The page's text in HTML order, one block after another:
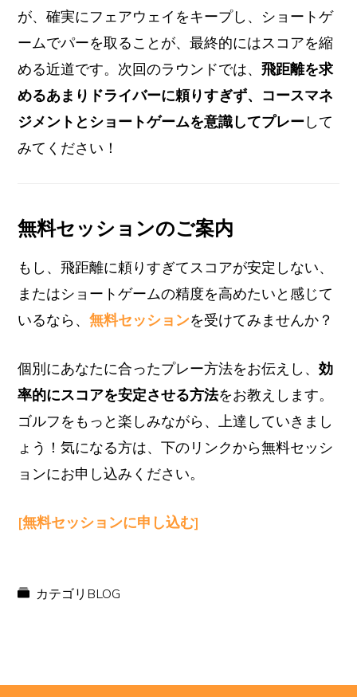
が、確実にフェアウェイをキープし、ショートゲ
ームでパーを取ることが、最終的にはスコアを縮
める近道です。次回のラウンドでは、飛距離を求
めるあまりドライバーに頼りすぎず、コースマネ
ジメントとショートゲームを意識してプレーして
みてください！
無料セッションのご案内
もし、飛距離に頼りすぎてスコアが安定しない、
またはショートゲームの精度を高めたいと感じて
いるなら、無料セッションを受けてみませんか？
個別にあなたに合ったプレー方法をお伝えし、効
率的にスコアを安定させる方法をお教えします。
ゴルフをもっと楽しみながら、上達していきまし
ょう！気になる方は、下のリンクから無料セッシ
ョンにお申し込みください。
[無料セッションに申し込む]
カテゴリ BLOG